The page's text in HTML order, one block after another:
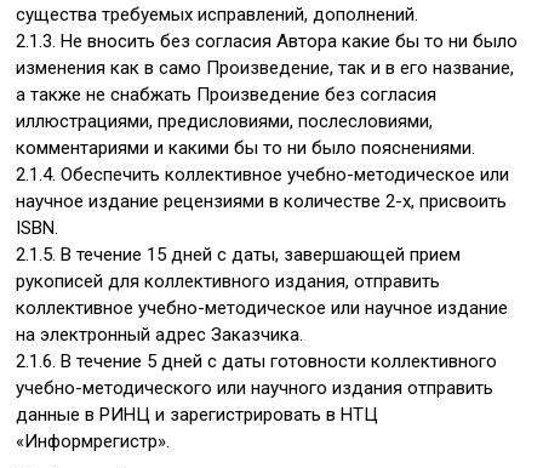
существа требуемых исправлений, дополнений.
2.1.3. Не вносить без согласия Автора какие бы то ни было
изменения как в само Произведение, так и в его название,
а также не снабжать Произведение без согласия
иллюстрациями, предисловиями, послесловиями,
комментариями и какими бы то ни было пояснениями.
2.1.4. Обеспечить коллективное учебно-методическое или
научное издание рецензиями в количестве 2-х, присвоить
ISBN.
2.1.5. В течение 15 дней с даты, завершающей прием
рукописей для коллективного издания, отправить
коллективное учебно-методическое или научное издание
на электронный адрес Заказчика.
2.1.6. В течение 5 дней с даты готовности коллективного
учебно-методического или научного издания отправить
данные в РИНЦ и зарегистрировать в НТЦ
«Информрегистр».